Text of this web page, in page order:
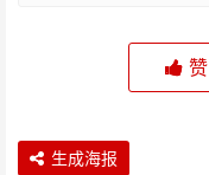
赞
生成海报